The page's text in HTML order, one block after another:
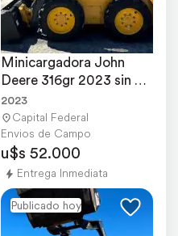
Minicargadora John
Deere 316gr 2023 sin
USO - Entrega ya
2023
Capital Federal
Envios de Campo
u$s 52.000
Entrega Inmediata
Publicado hoy